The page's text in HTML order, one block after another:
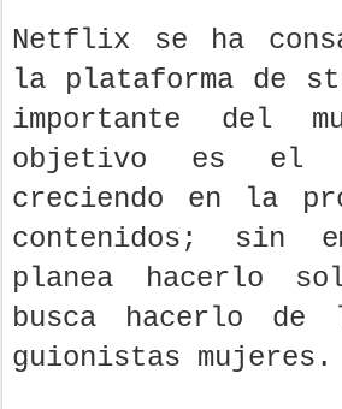
Netflix se ha
la plataforma de
importante del
objetivo es el
creciendo en la
contenidos; sin
planea hacerlo
busca hacerlo de
guionistas mujeres.